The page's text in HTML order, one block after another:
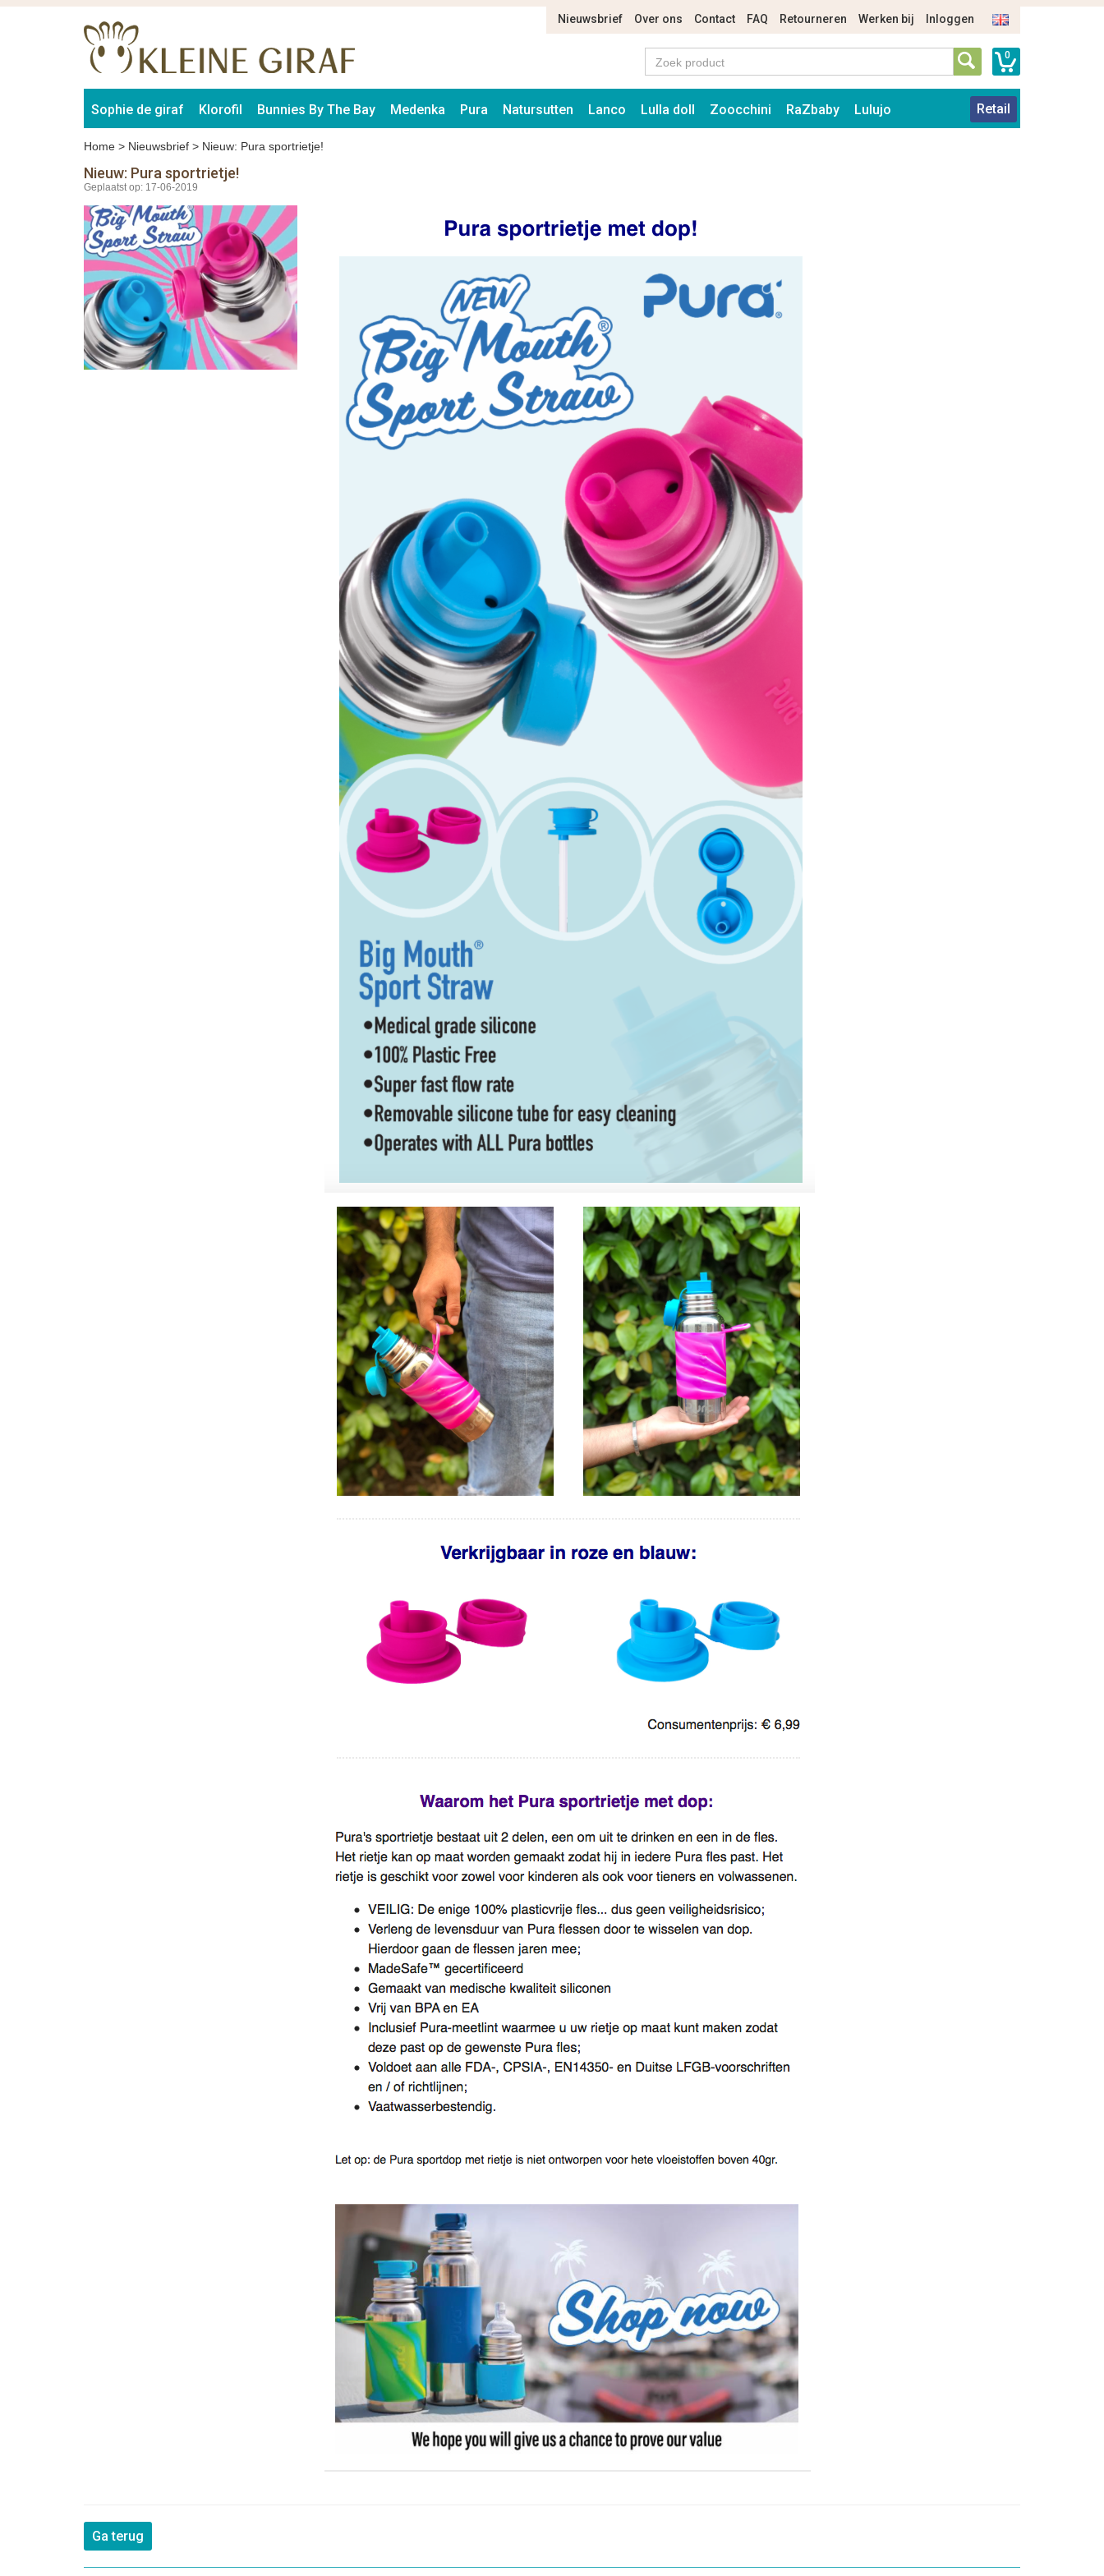
Nieuwsbrief Over ons Contact FAQ Retourneren Werken bij Inloggen
0
Sophie de giraf Klorofil Bunnies By The Bay Medenka Pura Natursutten Lanco Lulla doll Zoocchini RaZbaby Lulujo Retail
Home > Nieuwsbrief > Nieuw: Pura sportrietje!
Nieuw: Pura sportrietje!
Geplaatst op: 17-06-2019
Ga terug